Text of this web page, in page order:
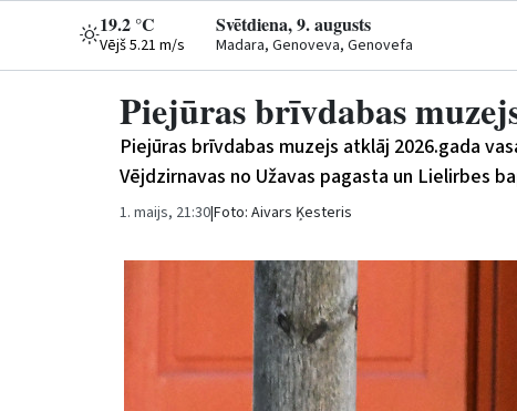
19.2 °C
Vējš 5.21 m/s
Svētdiena, 9. augusts
Madara, Genoveva, Genovefa
Piejūras brīvdabas
Piejūras brīvdabas muzejs atklāj 2026.gada
Vējdzirnavas no Užavas pagasta un Lielirbes
1. maijs, 21:30|Foto: Aivars Ķesteris